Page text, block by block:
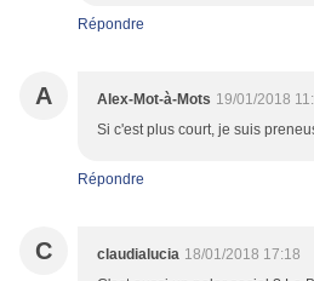
Répondre
A Alex-Mot-à-Mots 19/01/2018
Si c'est plus court, je suis
Répondre
C claudialucia 18/01/2018 17:18